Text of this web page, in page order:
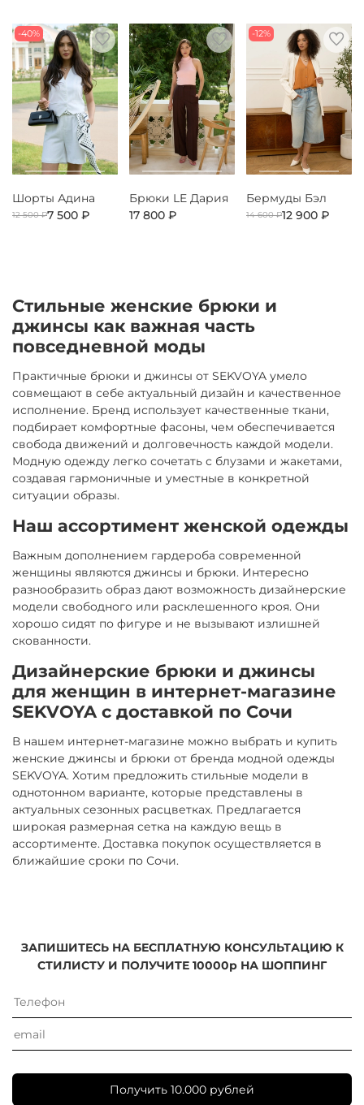
-40%
Шорты Адина
12 500 ₽7 500 ₽
Брюки LE Дария
17 800 ₽
-12%
Бермуды Бэл
14 600 ₽12 900 ₽
Стильные женские брюки и
джинсы как важная часть
повседневной моды
Практичные брюки и джинсы от SEKVOYA умело
совмещают в себе актуальный дизайн и качественное
исполнение. Бренд использует качественные ткани,
подбирает комфортные фасоны, чем обеспечивается
свобода движений и долговечность каждой модели.
Модную одежду легко сочетать с блузами и жакетами,
создавая гармоничные и уместные в конкретной
ситуации образы.
Наш ассортимент женской одежды
Важным дополнением гардероба современной
женщины являются джинсы и брюки. Интересно
разнообразить образ дают возможность дизайнерские
модели свободного или расклешенного кроя. Они
хорошо сидят по фигуре и не вызывают излишней
скованности.
Дизайнерские брюки и джинсы
для женщин в интернет-магазине
SEKVOYA с доставкой по Сочи
В нашем интернет-магазине можно выбрать и купить
женские джинсы и брюки от бренда модной одежды
SEKVOYA. Хотим предложить стильные модели в
однотонном варианте, которые представлены в
актуальных сезонных расцветках. Предлагается
широкая размерная сетка на каждую вещь в
ассортименте. Доставка покупок осуществляется в
ближайшие сроки по Сочи.
ЗАПИШИТЕСЬ НА БЕСПЛАТНУЮ КОНСУЛЬТАЦИЮ К
СТИЛИСТУ И ПОЛУЧИТЕ 10000р НА ШОППИНГ
Получить 10.000 рублей